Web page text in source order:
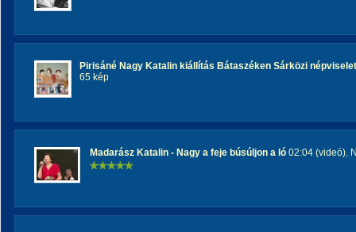
Pirisáné Nagy Katalin kiállítás Bátaszéken Sárközi népviselet
65 kép
Madarász Katalin - Nagy a feje búsúljon a ló 02:04 (videó),